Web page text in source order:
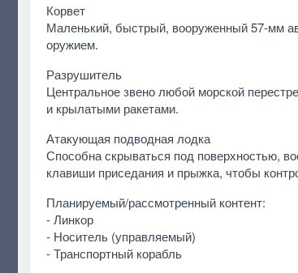
Корвет
Маленький, быстрый, вооруженный 57-мм
оружием.
Разрушитель
Центральное звено любой морской
и крылатыми ракетами.
Атакующая подводная лодка
Способна скрываться под поверхностью,
клавиши приседания и прыжка, чтобы
Планируемый/рассмотренный контент:
- Линкор
- Носитель (управляемый)
- Транспортный корабль